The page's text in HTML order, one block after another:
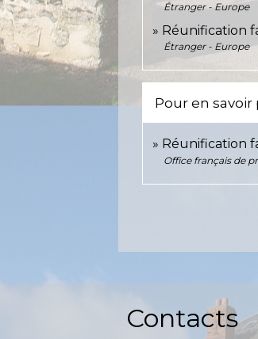
Étranger - Europe
Réunification
Étranger - Europe
Pour en savoir
Réunification
Office français de
Contacts